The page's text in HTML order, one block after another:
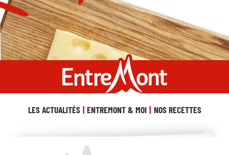
LES ACTUALITÉS ENTREMONT & MOI NOS RECETTES